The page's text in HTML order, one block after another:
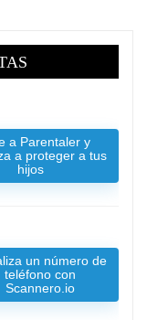
a Parentaler y
a proteger a tus
hijos
un número de
teléfono con
Scannero.io